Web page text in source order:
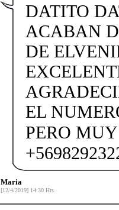
DATITO
ACABAN
DE
EL
PERO
Maria
[12/4/2019] 14:30 Hrs.